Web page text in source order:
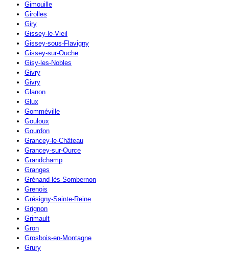
Gimouille
Girolles
Giry
Gissey-le-Vieil
Gissey-sous-Flavigny
Gissey-sur-Ouche
Gisy-les-Nobles
Givry
Givry
Glanon
Glux
Gomméville
Gouloux
Gourdon
Grancey-le-Château
Grancey-sur-Ource
Grandchamp
Granges
Grénand-lès-Sombernon
Grenois
Grésigny-Sainte-Reine
Grignon
Grimault
Gron
Grosbois-en-Montagne
Grury